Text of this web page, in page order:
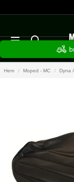
Hem Moped - MC Dyna